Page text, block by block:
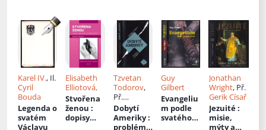
Karel IV., Il.
Cyril
Bouda
Legenda o
svatém
Václavu
Elisabeth
Elliotová,
Stvořena
ženou:
dopisy
Tzvetan
Todorov,
Př.
Kateřina
Lukešová
Dobytí
Ameriky:
problém
Guy
Gilbert
Evangeliu
m podle
svatého
Jonathan
Wright, Př.
Gerik Císař
Jezuité:
misie,
mýty a